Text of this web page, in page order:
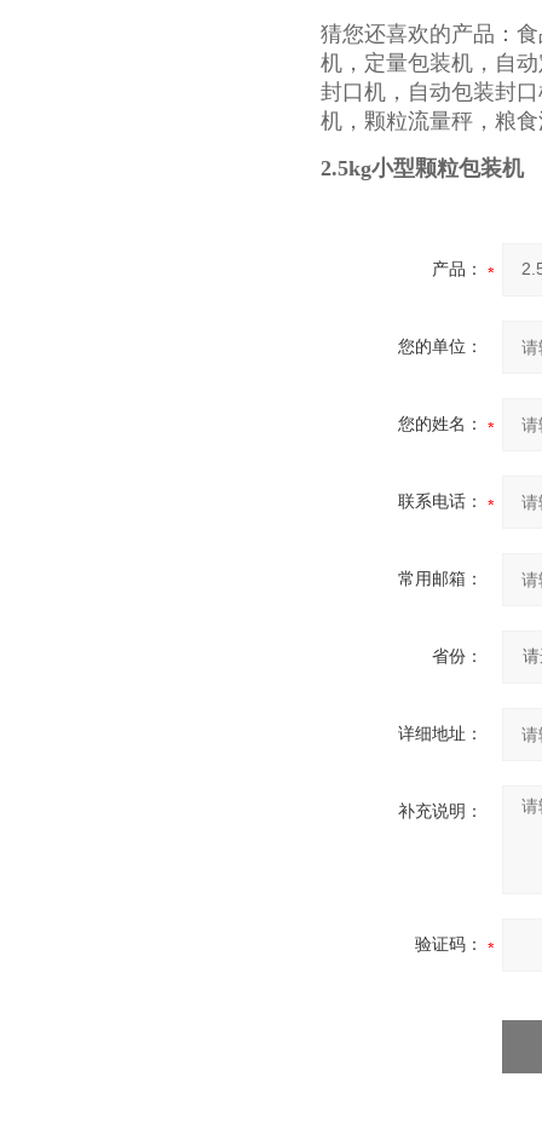
猜您还喜欢的产品：
机 ， 定量包装机 ， 自
封口机 ， 自动包装封
机 ， 颗粒流量秤 ， 粮
2.5kg小型颗粒包装机
产品：
您的单位：
您的姓名：
联系电话：
常用邮箱：
省份：
详细地址：
补充说明：
验证码：